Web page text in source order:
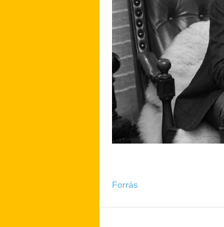
Forrás